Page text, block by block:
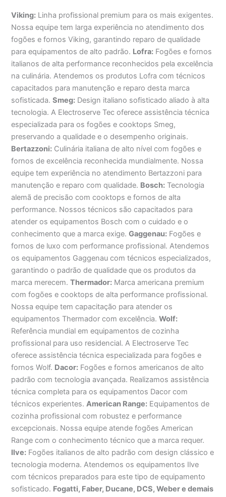
Viking: Linha profissional premium para os mais exigentes.
Nossa equipe tem larga experiência no atendimento dos
fogões e fornos Viking, garantindo reparo de qualidade
para equipamentos de alto padrão. Lofra: Fogões e fornos
italianos de alta performance reconhecidos pela excelência
na culinária. Atendemos os produtos Lofra com técnicos
capacitados para manutenção e reparo desta marca
sofisticada.Smeg: Design italiano sofisticado aliado à alta
tecnologia. A Electroserve Tec oferece assistência técnica
especializada para os fogões e cooktops Smeg,
preservando a qualidade e o desempenho originais.
Bertazzoni: Culinária italiana de alto nível com fogões e
fornos de excelência reconhecida mundialmente. Nossa
equipe tem experiência no atendimento Bertazzoni para
manutenção e reparo com qualidade. Bosch: Tecnologia
alemã de precisão com cooktops e fornos de alta
performance. Nossos técnicos são capacitados para
atender os equipamentos Bosch com o cuidado e o
conhecimento que a marca exige.Gaggenau: Fogões e
fornos de luxo com performance profissional. Atendemos
os equipamentos Gaggenau com técnicos especializados,
garantindo o padrão de qualidade que os produtos da
marca merecem.Thermador: Marca americana premium
com fogões e cooktops de alta performance profissional.
Nossa equipe tem capacitação para atender os
equipamentos Thermador com excelência.Wolf:
Referência mundial em equipamentos de cozinha
profissional para uso residencial. A Electroserve Tec
oferece assistência técnica especializada para fogões e
fornos Wolf. Dacor: Fogões e fornos americanos de alto
padrão com tecnologia avançada. Realizamos assistência
técnica completa para os equipamentos Dacor com
técnicos experientes.American Range: Equipamentos de
cozinha profissional com robustez e performance
excepcionais. Nossa equipe atende fogões American
Range com o conhecimento técnico que a marca requer.
Ilve: Fogões italianos de alto padrão com design clássico e
tecnologia moderna. Atendemos os equipamentos Ilve
com técnicos preparados para este tipo de equipamento
sofisticado. Fogatti, Faber, Ducane, DCS, Weber e demais